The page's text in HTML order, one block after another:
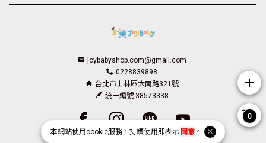
本網站使用cookie服務，持續使用即表示 同意。
joybabyshop.com@gmail.com
0228839898
台北市士林區大南路321號
統一編號 38573338
Facebook page
Instagram page
Line pageYoutube page
add
0